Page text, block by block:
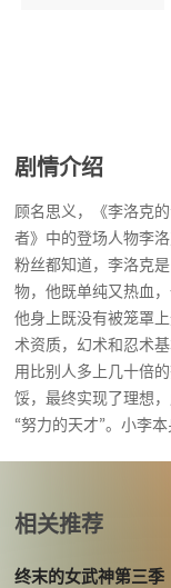
剧情介绍
顾名思义，《李洛克
者》中的登场人物李
粉丝都知道，李洛克
物，他既单纯又热血
他身上既没有被笼罩
术资质，幻术和忍术
用比别人多上几十倍
馁，最终实现了理想
“努力的天才”。小李本
相关推荐
终末的女武神第三季